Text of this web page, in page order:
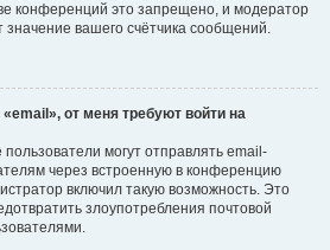
конференций это запрещено, и модератор
вашего счётчика сообщений.
от меня требуют войти на
могут отправлять email-
через встроенную в конференцию
включил такую возможность. Это
злоупотребления почтовой